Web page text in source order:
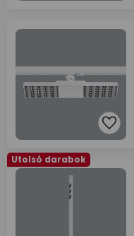
Utolsó darabok